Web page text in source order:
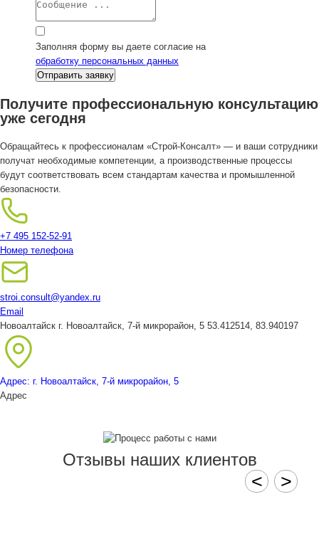
Заполняя форму вы даете согласие на
обработку персональных данных
Получите профессиональную консультацию
уже сегодня
Обращайтесь к профессионалам «Строй-Консалт» — и ваши сотрудники
получат необходимые компетенции, а производственные процессы
будут соответствовать всем стандартам качества и промышленной
безопасности.
+7 495 152-52-91
Номер телефона
stroi.consult@yandex.ru
Email
Новоалтайск г. Новоалтайск, 7-й микрорайон, 5 53.412514, 83.940197
Адрес: г. Новоалтайск, 7-й микрорайон, 5
Адрес
Отзывы наших клиентов
< >